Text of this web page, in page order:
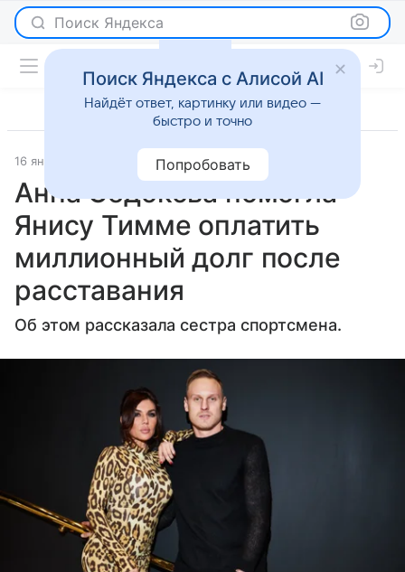
Поиск Яндекса
16 января 2025 Газета.Ру Светская жизнь
Анна Седокова помогла
Янису Тимме оплатить
миллионный долг после
расставания
Об этом рассказала сестра спортсмена.
Поиск Яндекса с Алисой AI
Найдёт ответ, картинку или видео —
быстро и точно
Попробовать